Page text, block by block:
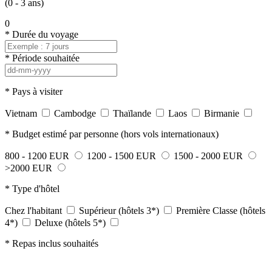
(0 - 3 ans)
0
* Durée du voyage
* Période souhaitée
* Pays à visiter
Vietnam Cambodge Thaïlande Laos
Birmanie
* Budget estimé par personne (hors vols internationaux)
800 - 1200 EUR 1200 - 1500 EUR
1500 - 2000 EUR
>2000 EUR
* Type d'hôtel
Chez l'habitant Supérieur (hôtels 3*)
Première Classe (hôtels
4*)
Deluxe (hôtels 5*)
* Repas inclus souhaités